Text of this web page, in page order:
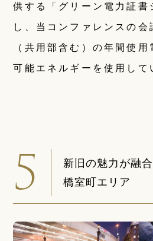
供する「グリーン電力証書
し、当コンファレンスの
（共用部含む）の年間使
可能エネルギーを使用して
5
新旧の魅力が融
橋室町エリア